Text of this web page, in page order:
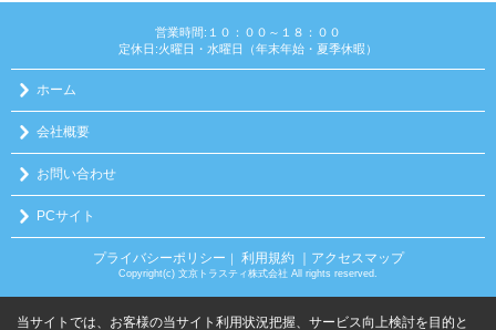
営業時間:１０：００～１８：００
定休日:火曜日・水曜日（年末年始・夏季休暇）
ホーム
会社概要
お問い合わせ
PCサイト
プライバシーポリシー 利用規約 ｜アクセスマップ
Copyright(c) 文京トラスティ株式会社 All rights reserved.
当サイトでは、お客様の当サイト利用状況把握、サービス向上検討を目的と